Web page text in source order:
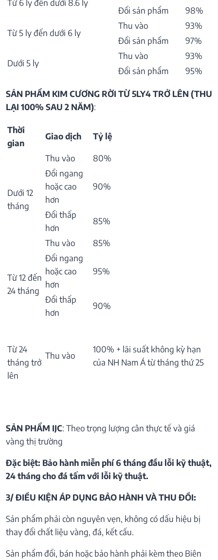
Từ 6 ly đến dưới 8.6 ly
Đổi sản phẩm
98%
Từ 5 ly đến dưới 6 ly
Thu vào
93%
Đổi sản phẩm
97%
Dưới 5 ly
Thu vào
93%
Đổi sản phẩm
95%
SẢN PHẨM KIM CƯƠNG RỜI TỪ 5LY4 TRỞ LÊN (THU
LẠI 100% SAU 2 NĂM):
Thời
gian
Giao dịch Tỷ lệ
Dưới 12
tháng
Thu vào
80%
Đổi ngang
hoặc cao
hơn
90%
Đổi thấp
hơn
85%
Từ 12 đến
24 tháng
Thu vào
85%
Đổi ngang
hoặc cao
hơn
95%
Đổi thấp
hơn
90%
Từ 24
tháng trở
lên
Thu vào
100% + lãi suất không kỳ hạn
của NH Nam Á từ tháng thứ 25
SẢN PHẨM IJC: Theo trọng lượng cân thực tế và giá
vàng thị trường
Đặc biệt: Bảo hành miễn phí 6 tháng đầu lỗi kỹ thuật,
24 tháng cho đá tấm với lỗi kỹ thuật.
3/ ĐIỀU KIỆN ÁP DỤNG BẢO HÀNH VÀ THU ĐỒI:
Sản phẩm phải còn nguyên vẹn, không có dấu hiệu bị
thay đổi chất liệu vàng, đá, kết cấu.
Sản phẩm đổi, bán hoặc bảo hành phải kèm theo Biên